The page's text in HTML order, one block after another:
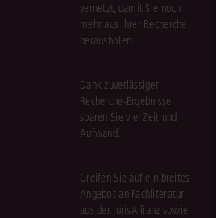
vernetzt, damit Sie noch
mehr aus Ihrer Recherche
herausholen.
Dank zuverlässiger
Recherche-Ergebnisse
sparen Sie viel Zeit und
Aufwand.
Greifen Sie auf ein breites
Angebot an Fachliteratur
aus der jurisAllianz sowie